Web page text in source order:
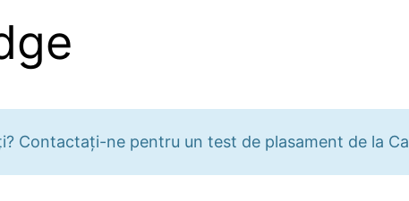
Contactați-ne pentru un test de plasament de la